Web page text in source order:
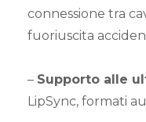
connessione tra
fuoriuscita
– Supporto alle
LipSync, formati